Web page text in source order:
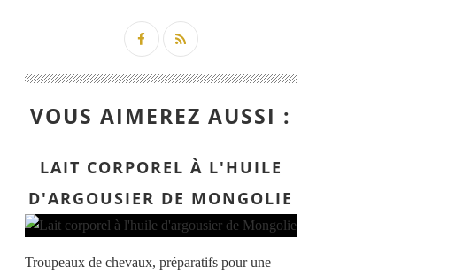
VOUS AIMEREZ AUSSI :
LAIT CORPOREL À L'HUILE
D'ARGOUSIER DE MONGOLIE
Troupeaux de chevaux, préparatifs pour une